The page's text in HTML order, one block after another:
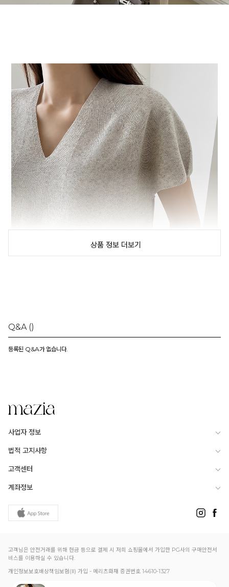
상품 정보 더보기
Q&A ()
등록된 Q&A가 없습니다.
사업자 정보
법적 고지사항
고객센터
계좌정보
고객님은 안전거래를 위해 현금 등으로 결제 시 저희 쇼핑몰에서 가입한 PG사의 구매안전서
비스를 이용하실 수 있습니다.
개인정보보호배상책임보험(Ⅱ) 가입 - 메리츠화재 증권번호 14610-1327